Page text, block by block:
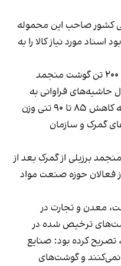
کشور صاحب این محموله
مورد نیاز کالا را به
در روزهای اخیر انتشار خبر ترخیص ۲۰۰ تن گوشت منجمد
حاشیه‌های فراوانی به
دنبال داشته است. نکته جالب توجه کاهش ۸۵ تا ۹۰ تنی وزن
گمرک و سازمان
۲۰۰ تن گوشت منجمد برزیلی از گمرک بعد از
فعالان حوزه صنعت مواد
معدن و تجارت در
ترخیص شده در
کرده بود: صنایع
نمی‌کنند و گوشت‌های